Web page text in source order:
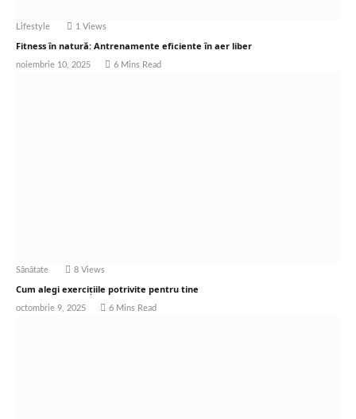
Lifestyle 1 Views
Fitness în natură: Antrenamente eficiente în aer liber
noiembrie 10, 2025 6 Mins Read
Sănătate 8 Views
Cum alegi exercițiile potrivite pentru tine
octombrie 9, 2025 6 Mins Read